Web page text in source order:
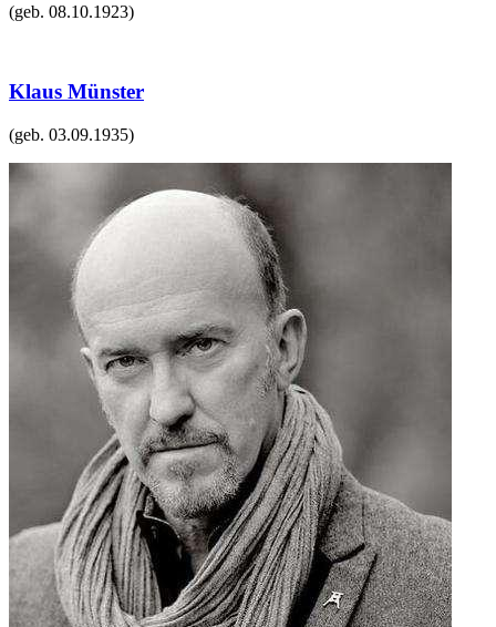
(geb. 08.10.1923)
Klaus Münster
(geb. 03.09.1935)